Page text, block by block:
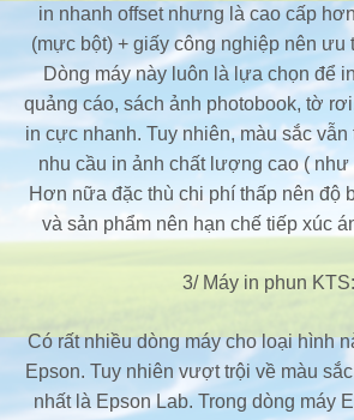
in nhanh offset nhưng là cao cấp
(mực bột) + giấy công nghiệp nên ưu
Dòng máy này luôn là lựa chọn để
quảng cáo, sách ảnh photobook, tờ
in cực nhanh. Tuy nhiên, màu sắc
nhu cầu in ảnh chất lượng cao (
Hơn nữa đặc thù chi phí thấp nên độ
và sản phẩm nên hạn chế tiếp xúc
3/ Máy in phun KTS:
Có rất nhiều dòng máy cho loại hình
Epson. Tuy nhiên vượt trội về màu
nhất là Epson Lab. Trong dòng máy